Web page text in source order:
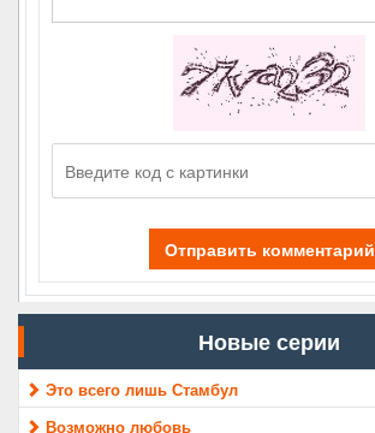
Отправить комментарий
Новые серии
Это всего лишь Стамбул
Возможно любовь